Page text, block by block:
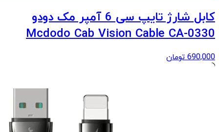
کابل شارژ تایپ سی 6 آمپر مک دودو
Mcdodo Cab Vision Cable CA-0330
690,000 تومان